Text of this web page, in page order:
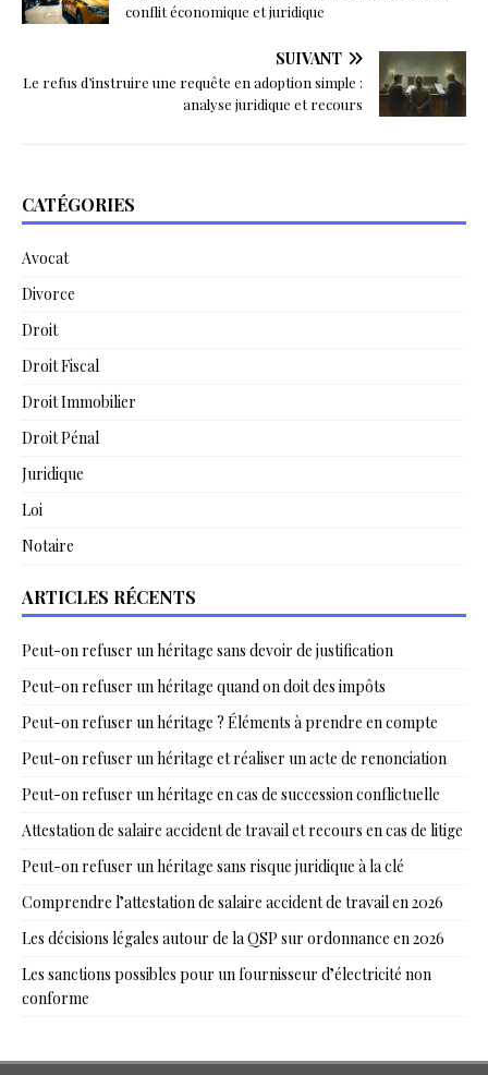
conflit économique et juridique
SUIVANT
Le refus d’instruire une requête en adoption simple :
analyse juridique et recours
CATÉGORIES
Avocat
Divorce
Droit
Droit Fiscal
Droit Immobilier
Droit Pénal
Juridique
Loi
Notaire
ARTICLES RÉCENTS
Peut-on refuser un héritage sans devoir de justification
Peut-on refuser un héritage quand on doit des impôts
Peut-on refuser un héritage ? Éléments à prendre en compte
Peut-on refuser un héritage et réaliser un acte de renonciation
Peut-on refuser un héritage en cas de succession conflictuelle
Attestation de salaire accident de travail et recours en cas de litige
Peut-on refuser un héritage sans risque juridique à la clé
Comprendre l’attestation de salaire accident de travail en 2026
Les décisions légales autour de la QSP sur ordonnance en 2026
Les sanctions possibles pour un fournisseur d’électricité non
conforme